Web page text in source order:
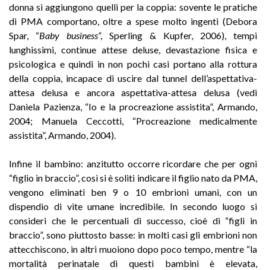
donna si aggiungono quelli per la coppia: sovente le pratiche
di PMA comportano, oltre a spese molto ingenti (Debora
Spar, “Baby business”, Sperling & Kupfer, 2006), tempi
lunghissimi, continue attese deluse, devastazione fisica e
psicologica e quindi in non pochi casi portano alla rottura
della coppia, incapace di uscire dal tunnel dell’aspettativa-
attesa delusa e ancora aspettativa-attesa delusa (vedi
Daniela Pazienza, “Io e la procreazione assistita”, Armando,
2004; Manuela Ceccotti, “Procreazione medicalmente
assistita”, Armando, 2004).
Infine il bambino: anzitutto occorre ricordare che per ogni
“figlio in braccio”, così si è soliti indicare il figlio nato da PMA,
vengono eliminati ben 9 o 10 embrioni umani, con un
dispendio di vite umane incredibile. In secondo luogo si
consideri che le percentuali di successo, cioè di “figli in
braccio”, sono piuttosto basse: in molti casi gli embrioni non
attecchiscono, in altri muoiono dopo poco tempo, mentre “la
mortalità perinatale di questi bambini è elevata,